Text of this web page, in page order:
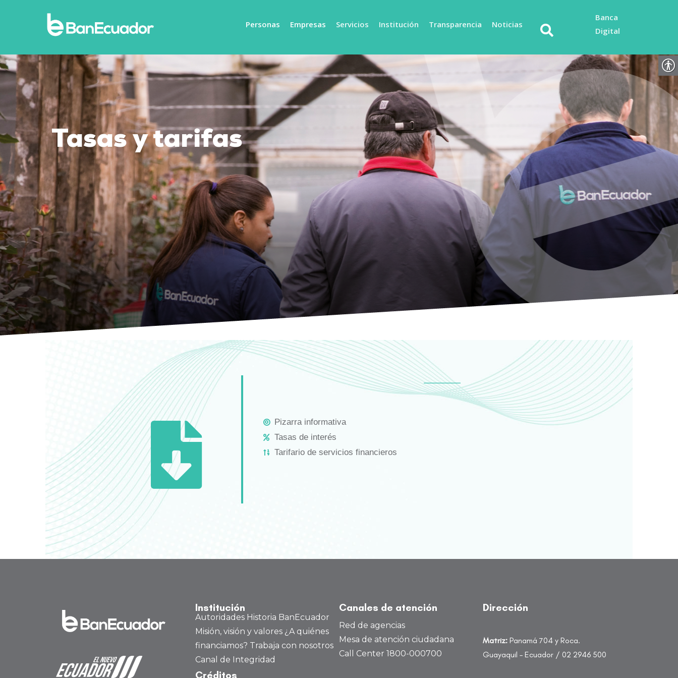
Personas Empresas Servicios Institución Transparencia Noticias
Banca
Digital
Tasas y tarifas
Pizarra informativa
Tasas de interés
Tarifario de servicios financieros
Institución
Autoridades Historia BanEcuador
Misión, visión y valores ¿A quiénes
financiamos? Trabaja con nosotros
Canal de Integridad
Créditos
Canales de atención
Red de agencias
Mesa de atención ciudadana
Call Center 1800-000700
Dirección
Matriz: Panamá 704 y Roca.
Guayaquil – Ecuador / 02 2946 500